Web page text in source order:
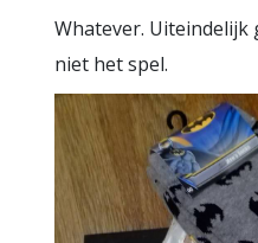
Whatever. Uiteindelijk
niet het spel.